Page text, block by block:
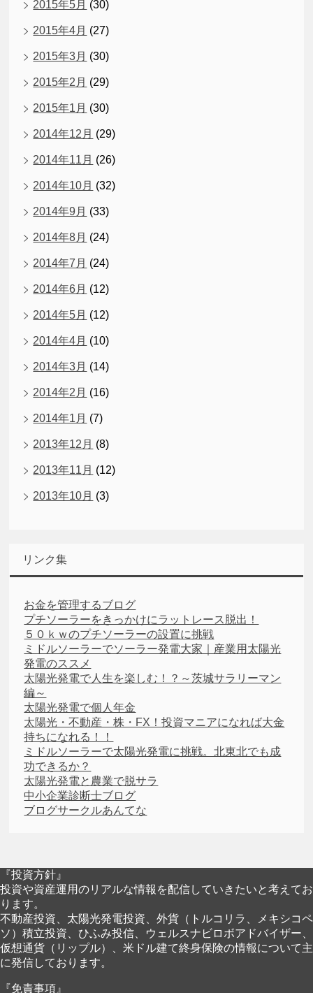
2015年5月 (30)
2015年4月 (27)
2015年3月 (30)
2015年2月 (29)
2015年1月 (30)
2014年12月 (29)
2014年11月 (26)
2014年10月 (32)
2014年9月 (33)
2014年8月 (24)
2014年7月 (24)
2014年6月 (12)
2014年5月 (12)
2014年4月 (10)
2014年3月 (14)
2014年2月 (16)
2014年1月 (7)
2013年12月 (8)
2013年11月 (12)
2013年10月 (3)
リンク集
お金を管理するブログ
プチソーラーをきっかけにラットレース脱出！
５０ｋｗのプチソーラーの設置に挑戦
ミドルソーラーでソーラー発電大家｜産業用太陽光
発電のススメ
太陽光発電で人生を楽しむ！？～茨城サラリーマン
編～
太陽光発電で個人年金
太陽光・不動産・株・FX！投資マニアになれば大金
持ちになれる！！
ミドルソーラーで太陽光発電に挑戦。北東北でも成
功できるか？
太陽光発電と農業で脱サラ
中小企業診断士ブログ
ブログサークルあんてな
『投資方針』
投資や資産運用のリアルな情報を配信していきたいと考えてお
ります。
不動産投資、太陽光発電投資、外貨（トルコリラ、メキシコペ
ソ）積立投資、ひふみ投信、ウェルスナビロボアドバイザー、
仮想通貨（リップル）、米ドル建て終身保険の情報について主
に発信しております。
『免責事項』